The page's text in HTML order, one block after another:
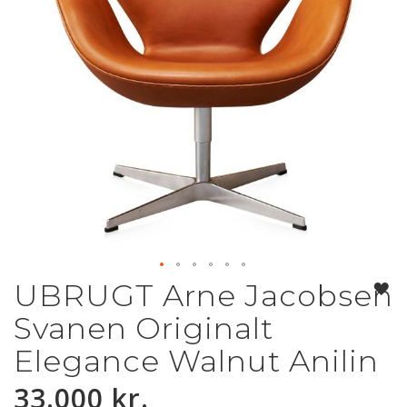
Gå
til
starten
af
billedgalleriet
UBRUGT Arne Jacobsen
Svanen Originalt
Elegance Walnut Anilin
33.000 kr.